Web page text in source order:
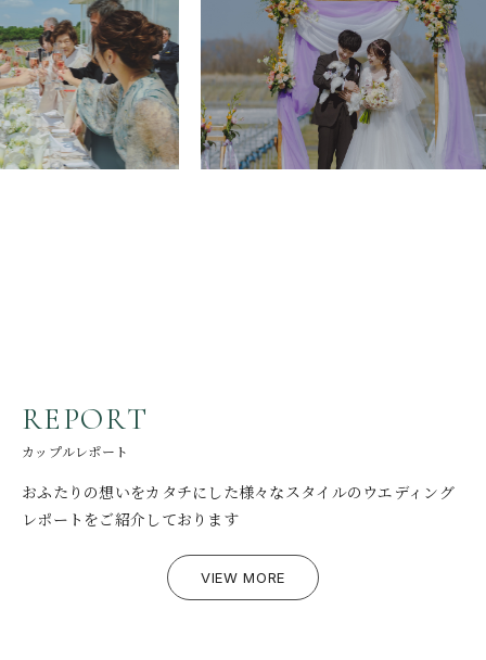
REPORT
カップルレポート
おふたりの想いをカタチにした様々なスタイルのウエディング
レポートをご紹介しております
VIEW MORE